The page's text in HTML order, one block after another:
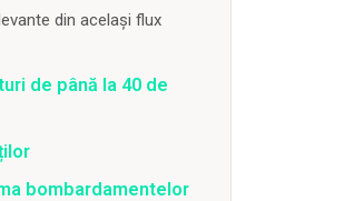
din același flux
de până la 40 de
bombardamentelor